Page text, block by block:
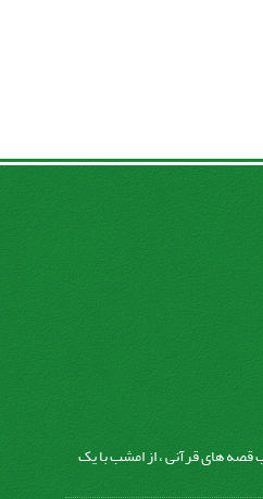
های قرآنی ، از امشب با یک